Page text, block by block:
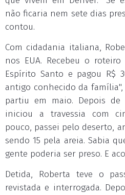
não ficaria nem sete dias
contou.
Com cidadania italiana,
nos EUA. Recebeu o
Espírito Santo e pagou R$
antigo conhecido da
partiu em maio. Depois
iniciou a travessia com
pouco, passei pelo deserto,
sendo 15 pela areia. Sabia
gente poderia ser preso. E
Detida, Roberta teve o
revistada e interrogada.